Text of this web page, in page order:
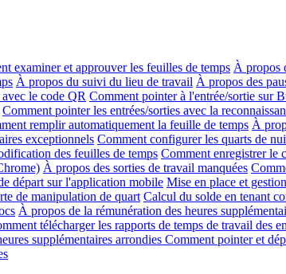
examiner et approuver les feuilles de temps À propos
À propos du suivi du lieu de travail À propos des
le code QR Comment pointer à l'entrée/sortie sur
Comment pointer les entrées/sorties avec la
remplir automatiquement la feuille de temps À
exceptionnels Comment configurer les quarts de
des feuilles de temps Comment enregistrer le
À propos des sorties de travail manquées
départ sur l'application mobile Mise en place et
de manipulation de quart Calcul du solde en tenant
À propos de la rémunération des heures
télécharger les rapports de temps de travail des
supplémentaires arrondies Comment pointer et